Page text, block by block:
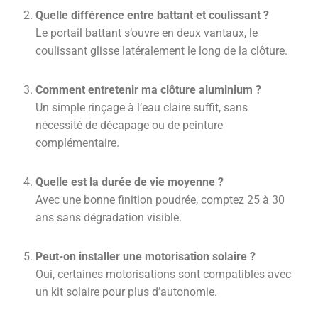
Quelle différence entre battant et coulissant ?
Le portail battant s’ouvre en deux vantaux, le
coulissant glisse latéralement le long de la clôture.
Comment entretenir ma clôture aluminium ?
Un simple rinçage à l’eau claire suffit, sans
nécessité de décapage ou de peinture
complémentaire.
Quelle est la durée de vie moyenne ?
Avec une bonne finition poudrée, comptez 25 à 30
ans sans dégradation visible.
Peut-on installer une motorisation solaire ?
Oui, certaines motorisations sont compatibles avec
un kit solaire pour plus d’autonomie.